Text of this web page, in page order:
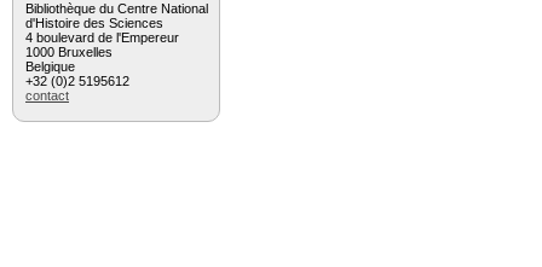
Bibliothèque du Centre National
d'Histoire des Sciences
4 boulevard de l'Empereur
1000 Bruxelles
Belgique
+32 (0)2 5195612
contact